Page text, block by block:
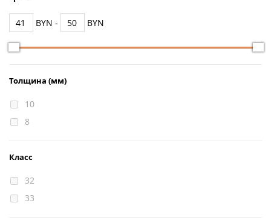
BYN - BYN
Толщина (мм)
10
8
Класс
32
33